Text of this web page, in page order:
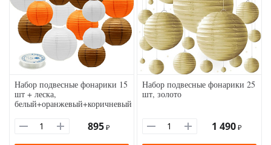
Набор подвесные фонарики 15
шт + леска,
белый+оранжевый+коричневый
895 ₽
Набор подвесные фонарики 25
шт, золото
1 490 ₽